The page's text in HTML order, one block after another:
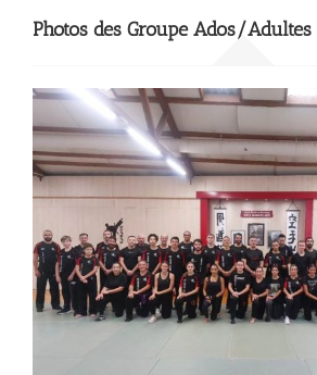
Photos des Groupe Ados/